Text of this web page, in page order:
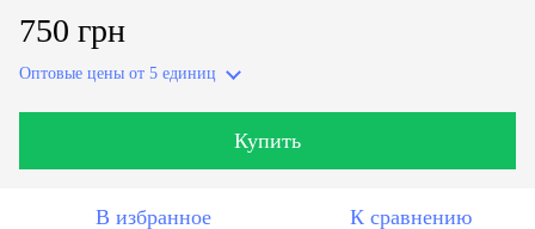
750 грн
Оптовые цены от 5 единиц
Купить
В избранное К сравнению